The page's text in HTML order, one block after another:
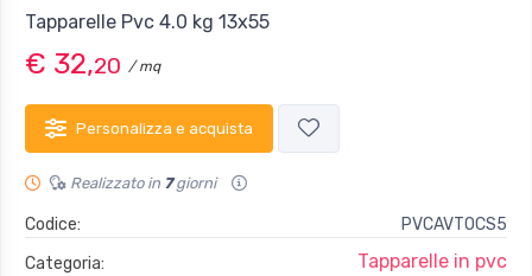
Tapparelle Pvc 4.0 kg 13x55
€ 32,20 / mq
Personalizza e acquista
Realizzato in 7giorni
Codice:
PVCAVTOCS5
Categoria:
Tapparelle in pvc